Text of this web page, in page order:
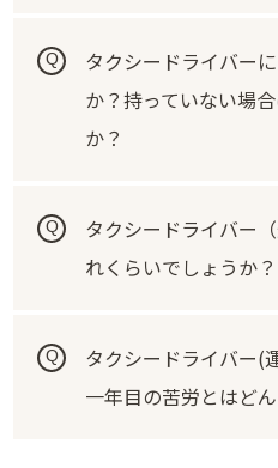
タクシードライバー
か？持っていない場
か？
タクシードライバー
れくらいでしょうか？
タクシードライバー(
一年目の苦労とはど